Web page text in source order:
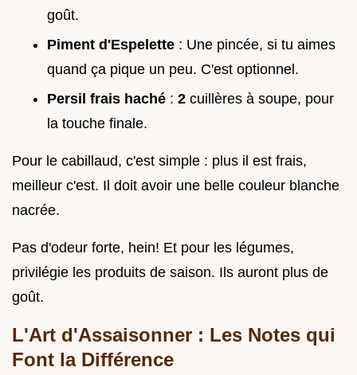
goût.
Piment d'Espelette : Une pincée, si tu aimes
quand ça pique un peu. C'est optionnel.
Persil frais haché : 2 cuillères à soupe, pour
la touche finale.
Pour le cabillaud, c'est simple : plus il est frais,
meilleur c'est. Il doit avoir une belle couleur blanche
nacrée.
Pas d'odeur forte, hein! Et pour les légumes,
privilégie les produits de saison. Ils auront plus de
goût.
L'Art d'Assaisonner : Les Notes qui
Font la Différence